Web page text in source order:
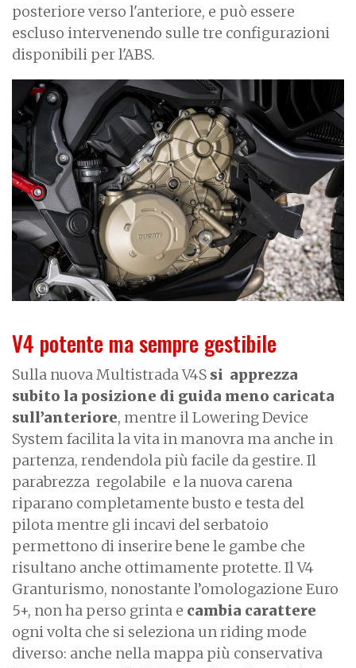
posteriore verso l'anteriore, e può essere
escluso intervenendo sulle tre configurazioni
disponibili per l'ABS.
V4 potente ma sempre gestibile
Sulla nuova Multistrada V4S si apprezza
subito la posizione di guida meno caricata
sull’anteriore, mentre il Lowering Device
System facilita la vita in manovra ma anche in
partenza, rendendola più facile da gestire. Il
parabrezza regolabile e la nuova carena
riparano completamente busto e testa del
pilota mentre gli incavi del serbatoio
permettono di inserire bene le gambe che
risultano anche ottimamente protette. Il V4
Granturismo, nonostante l’omologazione Euro
5+, non ha perso grinta e cambia carattere
ogni volta che si seleziona un riding mode
diverso: anche nella mappa più conservativa